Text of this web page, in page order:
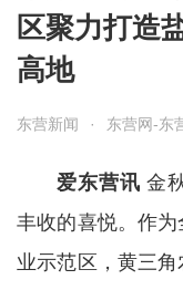
区聚力打造
高地
东营新闻 · 东营网-东
爱东营讯金
丰收的喜悦。作
业示范区，黄三